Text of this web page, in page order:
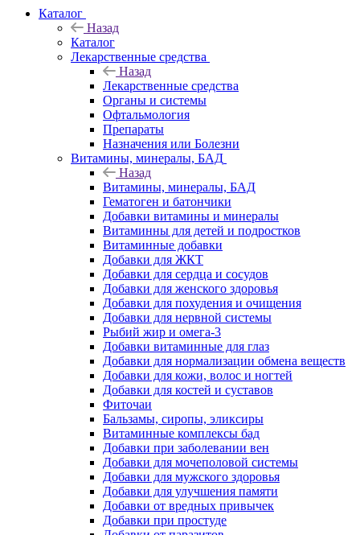
Каталог
Назад
Каталог
Лекарственные средства
Назад
Лекарственные средства
Органы и системы
Офтальмология
Препараты
Назначения или Болезни
Витамины, минералы, БАД
Назад
Витамины, минералы, БАД
Гематоген и батончики
Добавки витамины и минералы
Витаминны для детей и подростков
Витаминные добавки
Добавки для ЖКТ
Добавки для сердца и сосудов
Добавки для женского здоровья
Добавки для похудения и очищения
Добавки для нервной системы
Рыбий жир и омега-3
Добавки витаминные для глаз
Добавки для нормализации обмена веществ
Добавки для кожи, волос и ногтей
Добавки для костей и суставов
Фиточаи
Бальзамы, сиропы, эликсиры
Витаминные комплексы бад
Добавки при заболевании вен
Добавки для мочеполовой системы
Добавки для мужского здоровья
Добавки для улучшения памяти
Добавки от вредных привычек
Добавки при простуде